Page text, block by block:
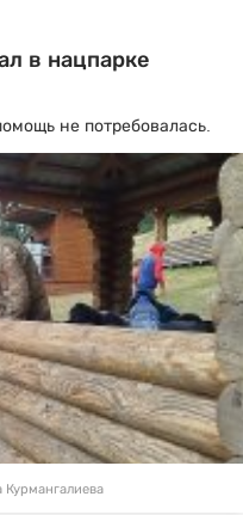
в нацпарке
не потребовалась.